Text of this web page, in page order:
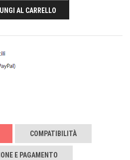
AL CARRELLO
COMPATIBILITÀ
E PAGAMENTO